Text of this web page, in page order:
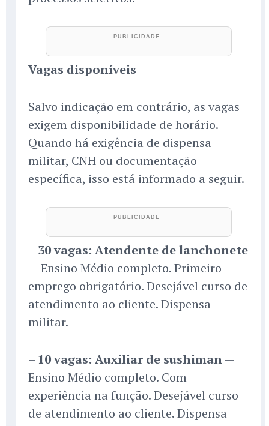
Vagas disponíveis
Salvo indicação em contrário, as vagas
exigem disponibilidade de horário.
Quando há exigência de dispensa
militar, CNH ou documentação
específica, isso está informado a seguir.
– 30 vagas: Atendente de lanchonete
— Ensino Médio completo. Primeiro
emprego obrigatório. Desejável curso de
atendimento ao cliente. Dispensa
militar.
– 10 vagas: Auxiliar de sushiman—
Ensino Médio completo. Com
experiência na função. Desejável curso
de atendimento ao cliente. Dispensa